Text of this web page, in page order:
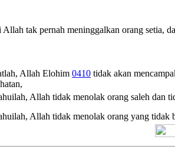
Allah tak pernah meninggalkan orang setia,
Allah Elohim 0410 tidak akan
Allah tidak menolak orang saleh dan
Allah tidak menolak orang yang tidak